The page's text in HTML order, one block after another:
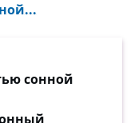
сонной